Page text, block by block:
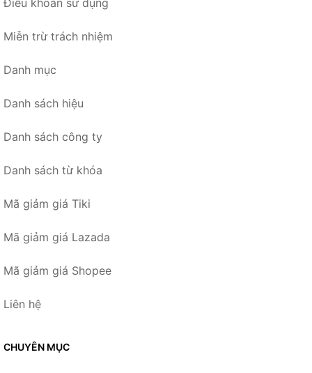
Điều khoản sử dụng
Miễn trừ trách nhiệm
Danh mục
Danh sách hiệu
Danh sách công ty
Danh sách từ khóa
Mã giảm giá Tiki
Mã giảm giá Lazada
Mã giảm giá Shopee
Liên hệ
CHUYÊN MỤC